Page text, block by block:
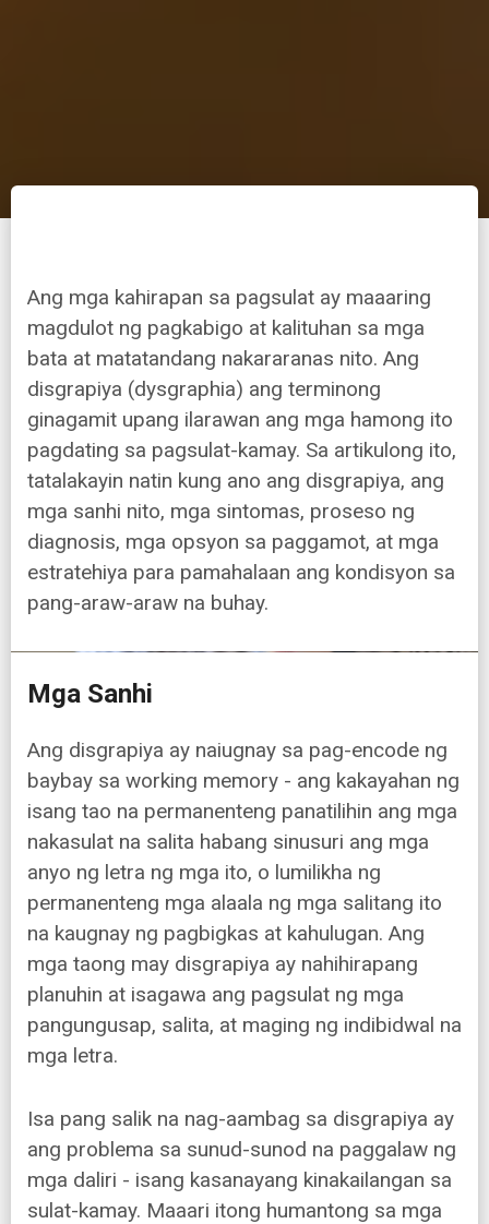
Ang mga kahirapan sa pagsulat ay maaaring
magdulot ng pagkabigo at kalituhan sa mga
bata at matatandang nakararanas nito. Ang
disgrapiya (dysgraphia) ang terminong
ginagamit upang ilarawan ang mga hamong ito
pagdating sa pagsulat-kamay. Sa artikulong ito,
tatalakayin natin kung ano ang disgrapiya, ang
mga sanhi nito, mga sintomas, proseso ng
diagnosis, mga opsyon sa paggamot, at mga
estratehiya para pamahalaan ang kondisyon sa
pang-araw-araw na buhay.
Mga Sanhi
Ang disgrapiya ay naiugnay sa pag-encode ng
baybay sa working memory - ang kakayahan ng
isang tao na permanenteng panatilihin ang mga
nakasulat na salita habang sinusuri ang mga
anyo ng letra ng mga ito, o lumilikha ng
permanenteng mga alaala ng mga salitang ito
na kaugnay ng pagbigkas at kahulugan. Ang
mga taong may disgrapiya ay nahihirapang
planuhin at isagawa ang pagsulat ng mga
pangungusap, salita, at maging ng indibidwal na
mga letra.
Isa pang salik na nag-aambag sa disgrapiya ay
ang problema sa sunud-sunod na paggalaw ng
mga daliri - isang kasanayang kinakailangan sa
sulat-kamay. Maaari itong humantong sa mga